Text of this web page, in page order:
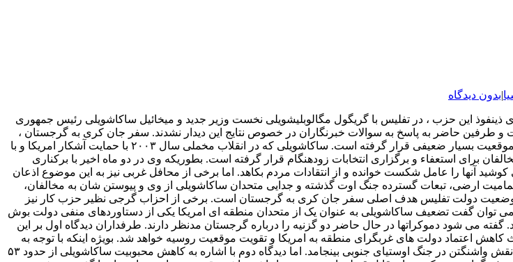
|بدون دیدگاه
برای انتخابات ریاست جمهوری سال ۲۰۰۴ امریکا و از چهره های ذینفوذ این حزب ، در تفلیس با گریگول مگالوبلیشویلی نخست وزیر جدید و میخائیل ساکاشویلی رئیس جمهوری
و طرفین حاضر به پاسخ به سوالات خبرنگاران در خصوص نتایج این دیدار نشدند. سفر جان کری به گرجستان ،
درشرایطی صورت گرفت است که دولت میخائیل ساکاشویلی از لحاظ داخلی و بین المللی در موقعیت بسیار ضعیفی قرار گرفته است. ساکاشویلی که در انقلاب مخملی سال ۲۰۰۳ با حمایت آشکار امریکا و با
برای استعفاء و برگزاری انتخابات زودهنگام قرار گرفته است. بطوریکه وی در دو ماه اخیر با برکناری
آنها را عامل شکست خوانده و از انتقادات مردم بکاهد. اما برخی از محافل غربی نیز به این موضوع اذعان
تمامیت ارضی، تبعات گسترده جنگ اوت گذشته و جدایی متحدان ساکاشویلی از وی و پیوستن شان به مخالفان،
وضعیت دولت تفلیس هدف اصلی سفر جان کری به گرجستان است. برخی از احزاب گرجی نظیر حزب کار نیز
توان گفت تضعیف ساکاشویلی به عنوان یک از متحدان منطقه ای امریکا یکی از دستاوردهای منفی دولت بوش
گفته می شود دموکراتها در حال حاضر دو گزنیه را درباره گرجستان مدنظر دارند. طرفداران دیدگاه اول بر این
اعتماد دولت های غربگرای منطقه به امریکا و تقویت موقعیت روسیه خواهد شد. بویژه اینکه با توجه به
شخصیت جنجالی ساکاشویلی ، سقوط وی از قدرت می تواند به افشاگری در مورد تحریکات و نقش واشنگتن در جنگ اوستیای جنوبی بینجامد. اما دیدگاه دوم با اشاره به کاهش محبوبیت ساکاشویلی از حدود ۵۳